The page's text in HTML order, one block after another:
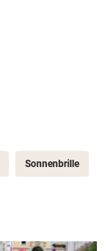
Sonnenbrille